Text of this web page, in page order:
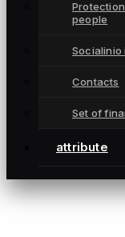
people
Socialinio
Contacts
Set of
attribute
+370 687 33129